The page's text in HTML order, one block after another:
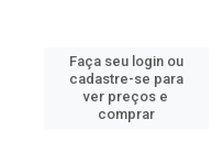
Faça seu login ou
cadastre-se para
ver preços e
comprar